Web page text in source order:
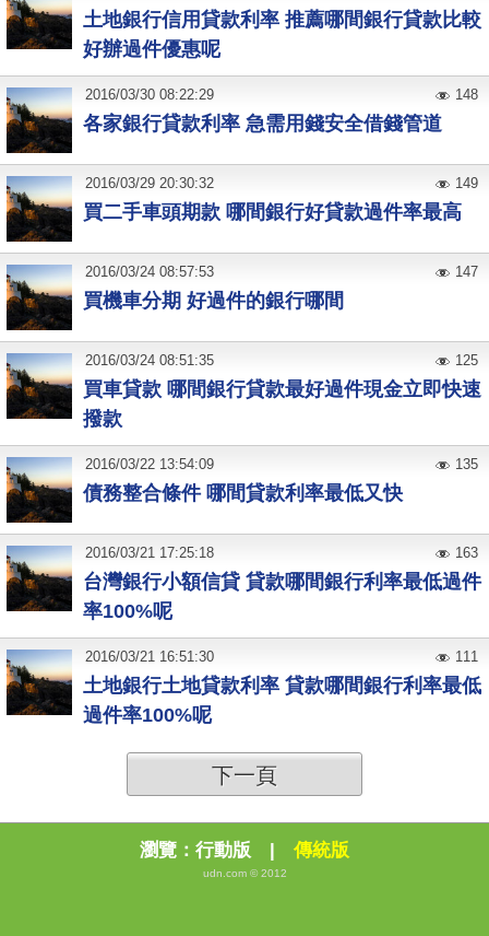
土地銀行信用貸款利率 推薦哪間銀行貸款比較
好辦過件優惠呢
各家銀行貸款利率 急需用錢安全借錢管道
2016/03/30 08:22:29 148
買二手車頭期款 哪間銀行好貸款過件率最高
2016/03/29 20:30:32 149
買機車分期 好過件的銀行哪間
2016/03/24 08:57:53 147
買車貸款 哪間銀行貸款最好過件現金立即快速
撥款
2016/03/24 08:51:35 125
債務整合條件 哪間貸款利率最低又快
2016/03/22 13:54:09 135
台灣銀行小額信貸 貸款哪間銀行利率最低過件
率100%呢
2016/03/21 17:25:18 163
土地銀行土地貸款利率 貸款哪間銀行利率最低
過件率100%呢
2016/03/21 16:51:30 111
下一頁
瀏覽： 行動版 | 傳統版
udn.com © 2012